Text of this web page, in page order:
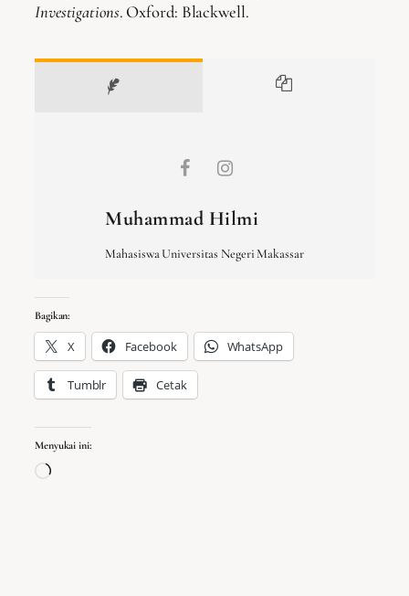
Investigations. Oxford: Blackwell.
Muhammad Hilmi
Mahasiswa Universitas Negeri Makassar
Bagikan:
X Facebook WhatsApp
Tumblr Cetak
Menyukai ini:
Memuat...